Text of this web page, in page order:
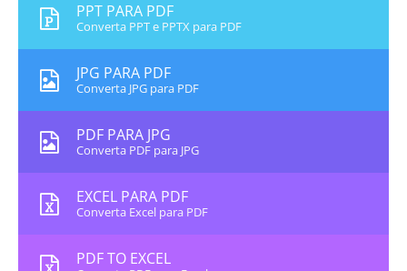
PPT PARA PDF
Converta PPT e PPTX para PDF
JPG PARA PDF
Converta JPG para PDF
PDF PARA JPG
Converta PDF para JPG
EXCEL PARA PDF
Converta Excel para PDF
PDF TO EXCEL